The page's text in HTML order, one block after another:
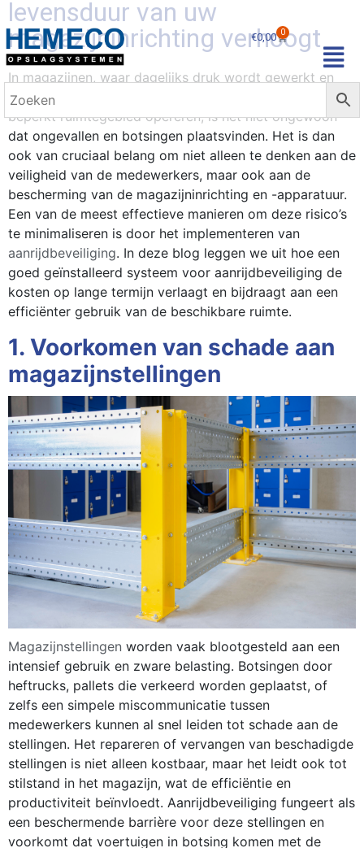
€0,00 0
levensduur van uw
magazijninrichting verhoogt
In magazijnen, waar dagelijks druk wordt gewerkt en
zware machines zoals heftrucks en palletwagens in een
beperkt ruimtegebied opereren, is het niet ongewoon
dat ongevallen en botsingen plaatsvinden. Het is dan
ook van cruciaal belang om niet alleen te denken aan de
veiligheid van de medewerkers, maar ook aan de
bescherming van de magazijninrichting en -apparatuur.
Een van de meest effectieve manieren om deze risico’s
te minimaliseren is door het implementeren van
aanrijdbeveiliging. In deze blog leggen we uit hoe een
goed geïnstalleerd systeem voor aanrijdbeveiliging de
kosten op lange termijn verlaagt en bijdraagt aan een
efficiënter gebruik van de beschikbare ruimte.
1. Voorkomen van schade aan
magazijnstellingen
Magazijnstellingen worden vaak blootgesteld aan een
intensief gebruik en zware belasting. Botsingen door
heftrucks, pallets die verkeerd worden geplaatst, of
zelfs een simpele miscommunicatie tussen
medewerkers kunnen al snel leiden tot schade aan de
stellingen. Het repareren of vervangen van beschadigde
stellingen is niet alleen kostbaar, maar het leidt ook tot
stilstand in het magazijn, wat de efficiëntie en
productiviteit beïnvloedt. Aanrijdbeveiliging fungeert als
een beschermende barrière voor deze stellingen en
voorkomt dat voertuigen in botsing komen met de